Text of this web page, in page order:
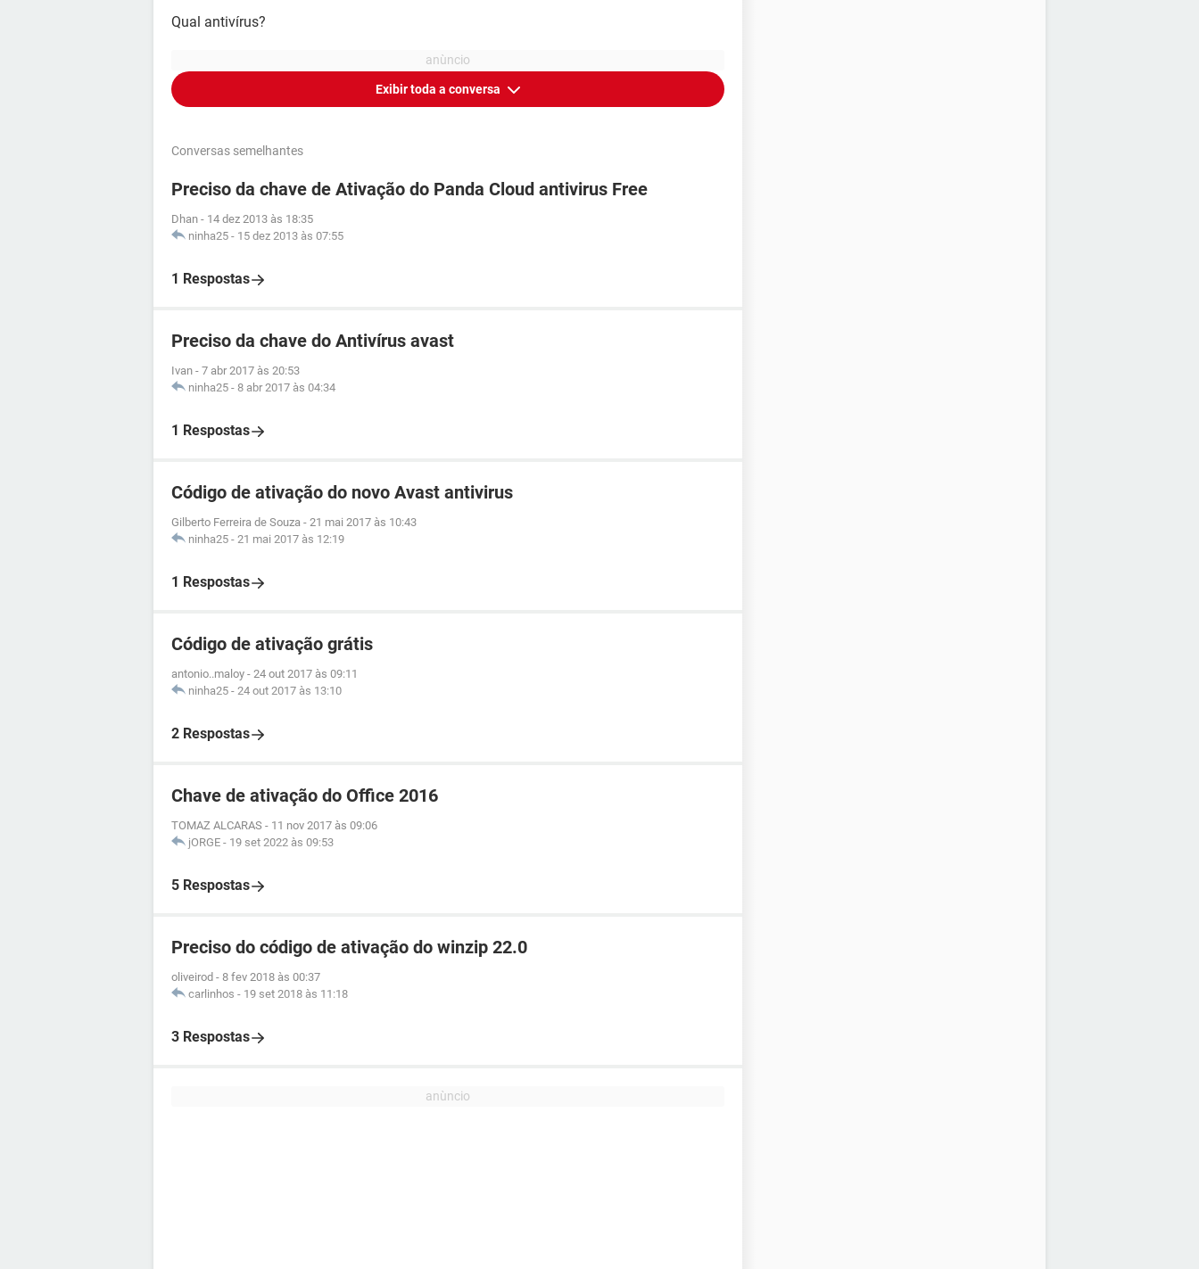
Qual antivírus?
Exibir toda a conversa
Conversas semelhantes
Preciso da chave de Ativação do Panda Cloud antivirus Free
Dhan - 14 dez 2013 às 18:35
ninha25 - 15 dez 2013 às 07:55
1 Respostas
Preciso da chave do Antivírus avast
Ivan - 7 abr 2017 às 20:53
ninha25 - 8 abr 2017 às 04:34
1 Respostas
Código de ativação do novo Avast antivirus
Gilberto Ferreira de Souza - 21 mai 2017 às 10:43
ninha25 - 21 mai 2017 às 12:19
1 Respostas
Código de ativação grátis
antonio..maloy - 24 out 2017 às 09:11
ninha25 - 24 out 2017 às 13:10
2 Respostas
Chave de ativação do Office 2016
TOMAZ ALCARAS - 11 nov 2017 às 09:06
jORGE - 19 set 2022 às 09:53
5 Respostas
Preciso do código de ativação do winzip 22.0
oliveirod - 8 fev 2018 às 00:37
carlinhos - 19 set 2018 às 11:18
3 Respostas